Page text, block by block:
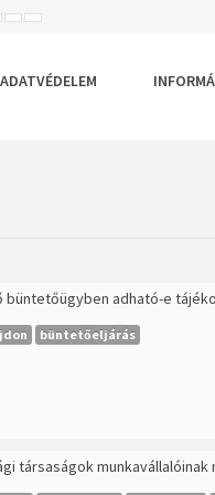
ALAPÉRTELMEZETT
NAGYOBB
ADATVÉDELEM
adható-e
büntetőeljárás
társaságok